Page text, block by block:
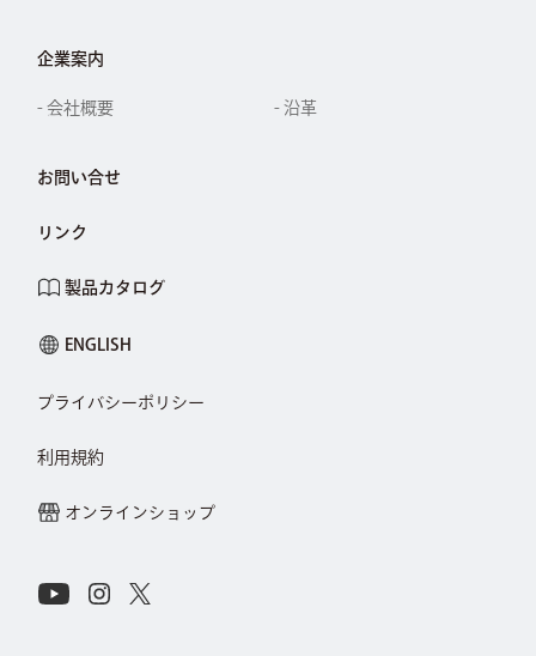
企業案内
- 会社概要 - 沿革
お問い合せ
リンク
製品カタログ
ENGLISH
プライバシーポリシー
利用規約
オンラインショップ
Connect with Us on Social Media
YoutubeInstagram